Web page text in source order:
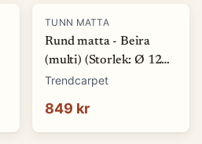
TUNN MATTA
Rund matta - Beira
(multi) (Storlek: Ø 120
cm)
Trendcarpet
849 kr